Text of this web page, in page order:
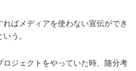
ばメディアを使わない宣伝ができ
う。
ロジェクトをやっていた時、随分考